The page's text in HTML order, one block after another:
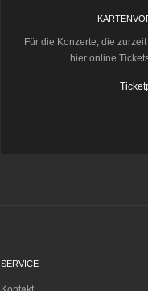
Für die Konzerte, die
hier online
SERVICE